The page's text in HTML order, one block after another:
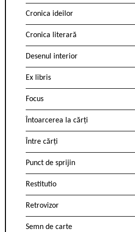
Cronica ideilor
Cronica literară
Desenul interior
Ex libris
Focus
Întoarcerea la cărți
Între cărți
Punct de sprijin
Restitutio
Retrovizor
Semn de carte